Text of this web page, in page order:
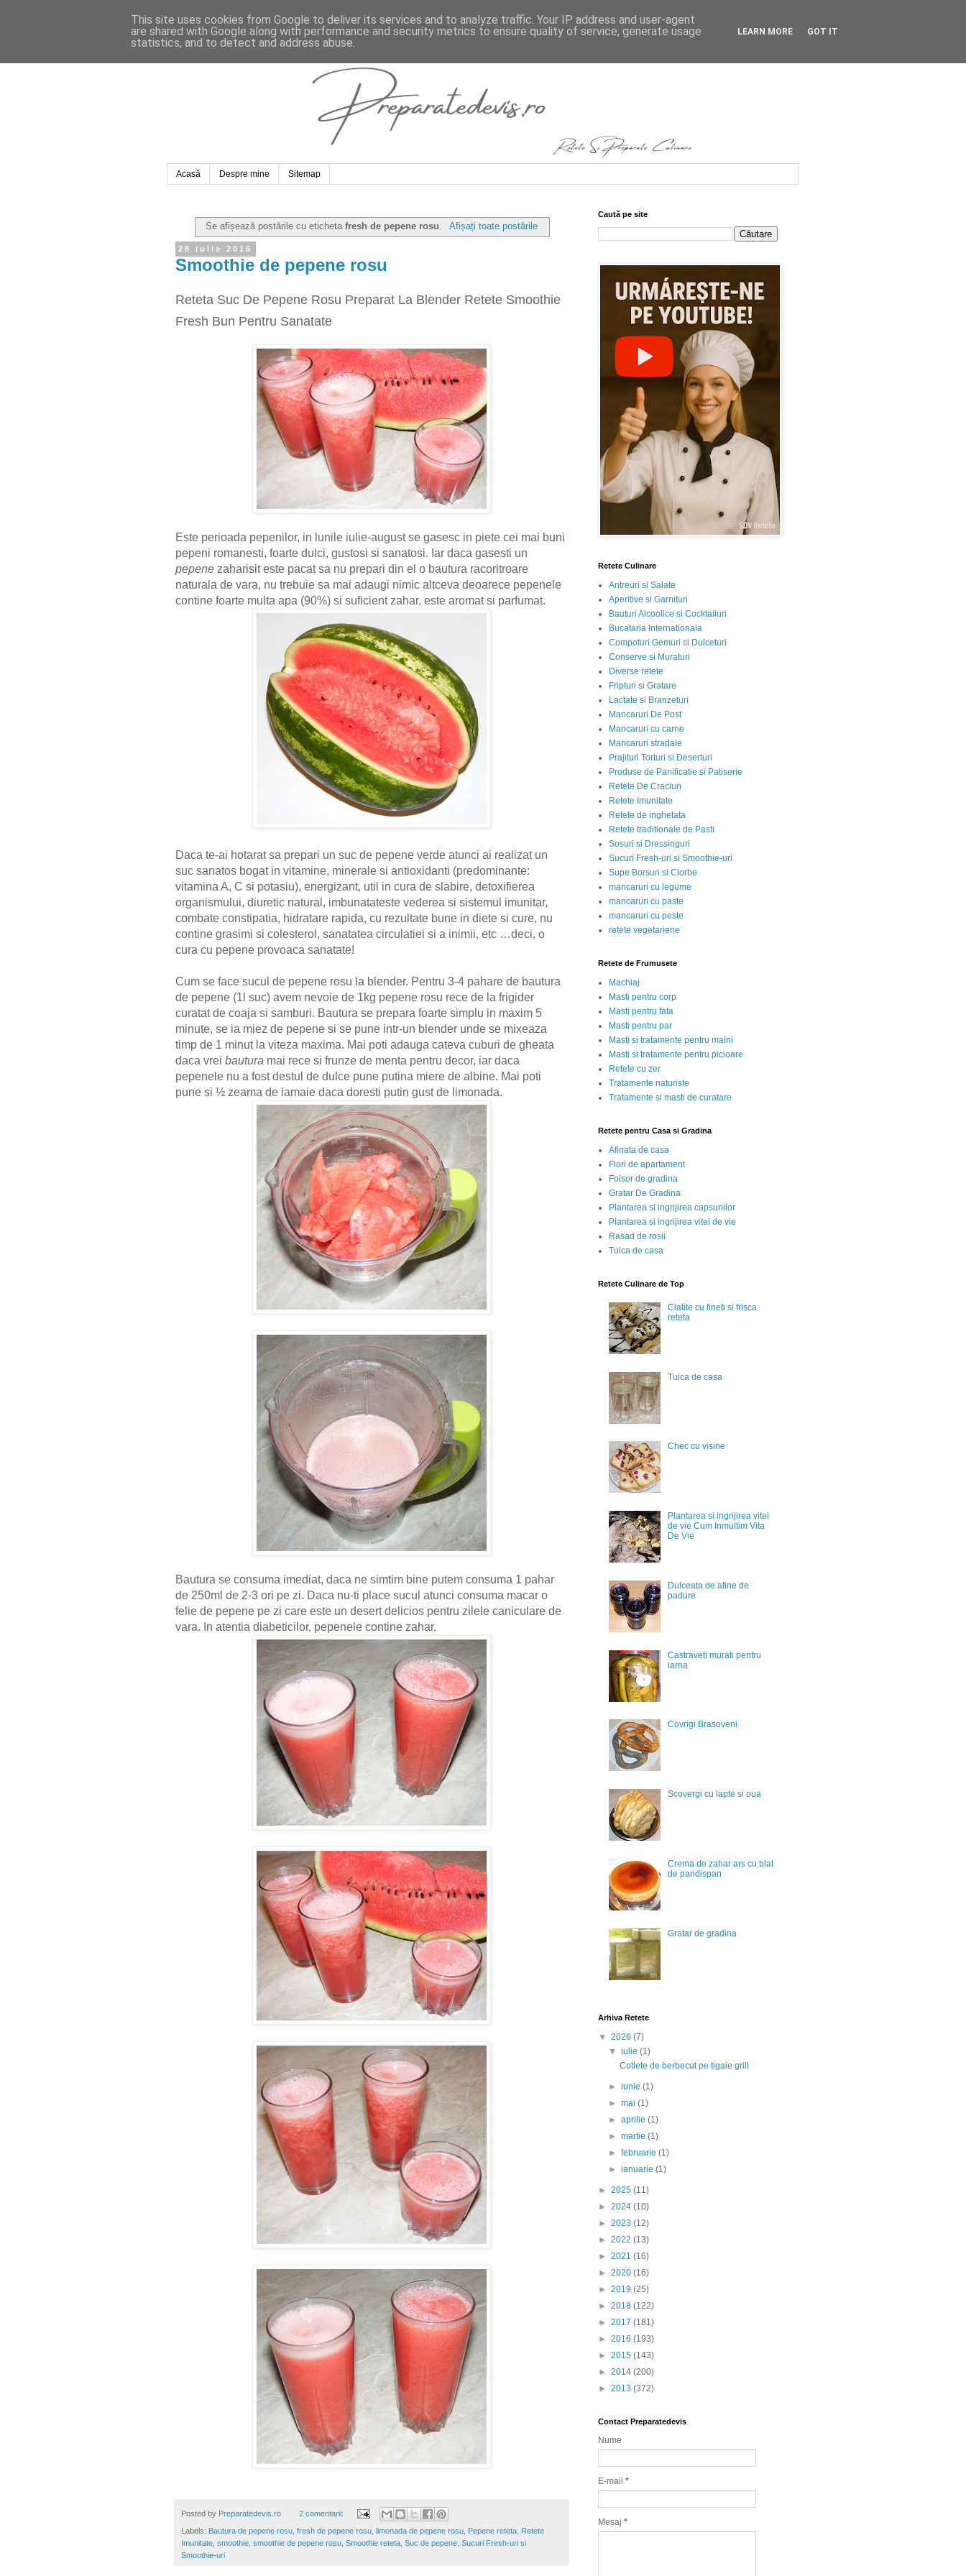
Acasă Despre mine Sitemap
Se afișează postările cu etichetafresh de pepene rosu. Afișați toate postările
28 iulie 2016
Smoothie de pepene rosu
Reteta Suc De Pepene Rosu Preparat La Blender Retete Smoothie
Fresh Bun Pentru Sanatate
Este perioada pepenilor, in lunile iulie-august se gasesc in piete cei mai buni
pepeni romanesti, foarte dulci, gustosi si sanatosi. Iar daca gasesti un
pepene zaharisit este pacat sa nu prepari din el o bautura racoritroare
naturala de vara, nu trebuie sa mai adaugi nimic altceva deoarece pepenele
contine foarte multa apa (90%) si suficient zahar, este aromat si parfumat.
Daca te-ai hotarat sa prepari un suc de pepene verde atunci ai realizat un
suc sanatos bogat in vitamine, minerale si antioxidanti (predominante:
vitamina A, C si potasiu), energizant, util in cura de slabire, detoxifierea
organismului, diuretic natural, imbunatateste vederea si sistemul imunitar,
combate constipatia, hidratare rapida, cu rezultate bune in diete si cure, nu
contine grasimi si colesterol, sanatatea circulatiei si a inimii, etc …deci, o
cura cu pepene provoaca sanatate!
Cum se face sucul de pepene rosu la blender. Pentru 3-4 pahare de bautura
de pepene (1l suc) avem nevoie de 1kg pepene rosu rece de la frigider
curatat de coaja si samburi. Bautura se prepara foarte simplu in maxim 5
minute, se ia miez de pepene si se pune intr-un blender unde se mixeaza
timp de 1 minut la viteza maxima. Mai poti adauga cateva cuburi de gheata
daca vrei bautura mai rece si frunze de menta pentru decor, iar daca
pepenele nu a fost destul de dulce pune putina miere de albine. Mai poti
pune si ½ zeama de lamaie daca doresti putin gust de limonada.
Bautura se consuma imediat, daca ne simtim bine putem consuma 1 pahar
de 250ml de 2-3 ori pe zi. Daca nu-ti place sucul atunci consuma macar o
felie de pepene pe zi care este un desert delicios pentru zilele caniculare de
vara. In atentia diabeticilor, pepenele contine zahar.
Posted by Preparatedevis.ro 2 comentarii:
Labels: Bautura de pepene rosu fresh de pepene rosu limonada de pepene rosu Pepene reteta Retete
Imunitate smoothie smoothie de pepene rosu Smoothie reteta Suc de pepene Sucuri Fresh-uri si
Smoothie-uri
Caută pe site
Retete Culinare
Antreuri si Salate
Aperitive si Garnituri
Bauturi Alcoolice si Cocktailuri
Bucataria Internationala
Compoturi Gemuri si Dulceturi
Conserve si Muraturi
Diverse retete
Fripturi si Gratare
Lactate si Branzeturi
Mancaruri De Post
Mancaruri cu carne
Mancaruri stradale
Prajituri Torturi si Deserturi
Produse de Panificatie si Patiserie
Retete De Craciun
Retete Imunitate
Retete de inghetata
Retete traditionale de Pasti
Sosuri si Dressinguri
Sucuri Fresh-uri si Smoothie-uri
Supe Borsuri si Ciorbe
mancaruri cu legume
mancaruri cu paste
mancaruri cu peste
retete vegetariene
Retete de Frumusete
Machiaj
Masti pentru corp
Masti pentru fata
Masti pentru par
Masti si tratamente pentru maini
Masti si tratamente pentru picioare
Retete cu zer
Tratamente naturiste
Tratamente si masti de curatare
Retete pentru Casa si Gradina
Afinata de casa
Flori de apartament
Foisor de gradina
Gratar De Gradina
Plantarea si ingrijirea capsunilor
Plantarea si ingrijirea vitei de vie
Rasad de rosii
Tuica de casa
Retete Culinare de Top
Clatite cu fineti si frisca
reteta
Tuica de casa
Chec cu visine
Plantarea si ingrijirea vitei
de vie Cum Inmultim Vita
De Vie
Dulceata de afine de
padure
Castraveti murati pentru
iarna
Covrigi Brasoveni
Scovergi cu lapte si oua
Crema de zahar ars cu blat
de pandispan
Gratar de gradina
Arhiva Retete
▼ 2026 (7)
▼iulie(1)
Cotlete de berbecut pe tigaie grill
►iunie(1)
►mai(1)
►aprilie(1)
►martie(1)
►februarie(1)
►ianuarie(1)
► 2025 (11)
► 2024 (10)
► 2023 (12)
► 2022 (13)
► 2021 (16)
► 2020 (16)
► 2019 (25)
► 2018 (122)
► 2017 (181)
► 2016 (193)
► 2015 (143)
► 2014 (200)
► 2013 (372)
Contact Preparatedevis
Nume
E-mail *
Mesaj *
This site uses cookies from Google to deliver its services and to analyze traffic. Your IP address and user-agent
are shared with Google along with performance and security metrics to ensure quality of service, generate usage
statistics, and to detect and address abuse.
LEARN MORE GOT IT